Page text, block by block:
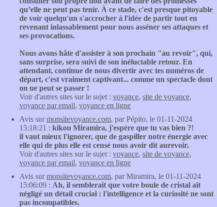
qu’elle ne peut pas tenir. À ce stade, c'est presque pitoyable
de voir quelqu'un s'accrocher à l'idée de partir tout en
revenant inlassablement pour nous asséner ses attaques et
ses provocations.
Nous avons hâte d'assister à son prochain "au revoir", qui,
sans surprise, sera suivi de son inéluctable retour. En
attendant, continue de nous divertir avec tes numéros de
départ, c'est vraiment captivant... comme un spectacle dont
on ne peut se passer !
Voir d'autres sites sur le sujet : voyance, site de voyance,
voyance par email, voyance en ligne
Avis surmonsitevoyance.com, par Pépito, le 01-11-2024
15:18:21 : kikou Miramira, j'espère que tu vas bien ?!
il vaut mieux l'ignorer, que de gaspiller notre énergie avec
elle qui de plus elle est censé nous avoir dit aurevoir.
Voir d'autres sites sur le sujet : voyance, site de voyance,
voyance par email, voyance en ligne
Avis surmonsitevoyance.com, par Miramira, le 01-11-2024
15:06:09 : Ah, il semblerait que votre boule de cristal ait
négligé un détail crucial : l'intelligence et la curiosité ne sont
pas incompatibles.